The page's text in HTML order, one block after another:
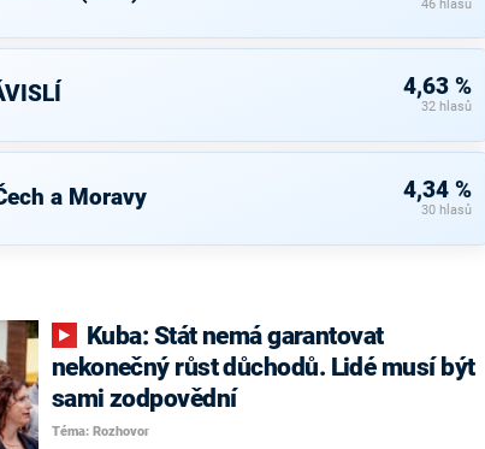
46 hlasů
4,63 %
32 hlasů
a Moravy 4,34 %
30 hlasů
nekonečný růst důchodů. Lidé musí být
sami zodpovědní
Téma: Rozhovor